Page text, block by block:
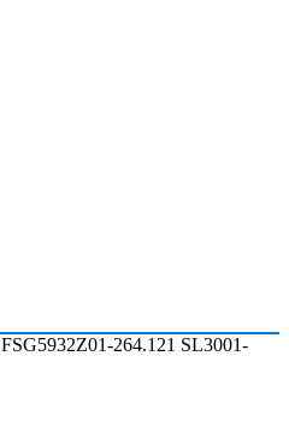
FSG5932Z01-264.121 SL3001-